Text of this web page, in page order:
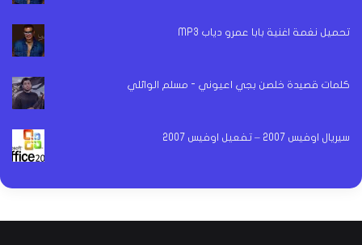
تحميل نغمة اغنية بابا عمرو دياب MP3
كلمات قصيدة خلصن بجي اعيوني - مسلم الوائلي
سيريال اوفيس 2007 – تفعيل اوفيس 2007